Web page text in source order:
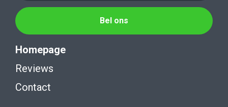
Bel ons
Homepage
Reviews
Contact